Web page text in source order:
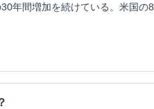
年間増加を続けている。米国の8